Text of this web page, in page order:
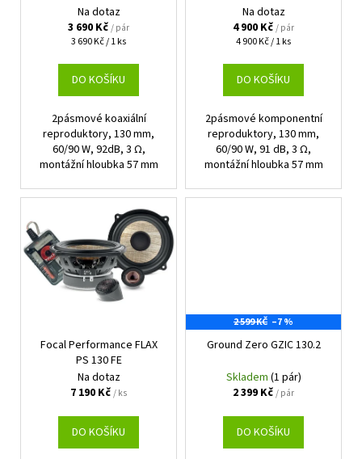
Na dotaz
3 690 Kč/ pár
Měrná
3 690 Kč / 1 ks
DO KOŠÍKU
2pásmové koaxiální
reproduktory, 130 mm,
60/90 W, 92dB, 3 Ω,
montážní hloubka 57 mm
Na dotaz
4 900 Kč/ pár
Měrná
4 900 Kč / 1 ks
DO KOŠÍKU
2pásmové komponentní
reproduktory, 130 mm,
60/90 W, 91 dB, 3 Ω,
montážní hloubka 57 mm
Focal Performance FLAX
PS 130 FE
Na dotaz
7 190 Kč/ ks
DO KOŠÍKU
2 599 KČ –7 %
Ground Zero GZIC 130.2
Skladem (1 pár)
2 399 Kč/ pár
DO KOŠÍKU
ALPINE
AW409S
7
490